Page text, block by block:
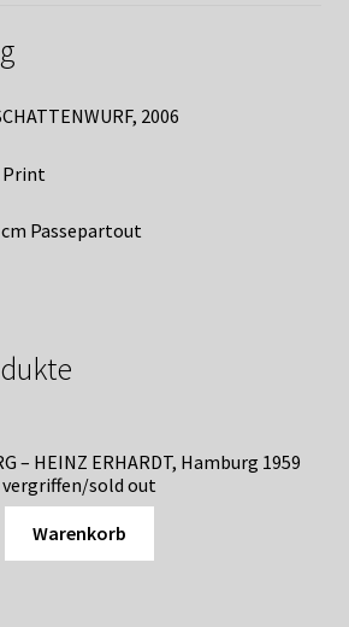
2006
Print
cm Passepartout
– HEINZ ERHARDT, Hamburg 1959
vergriffen/sold out
Warenkorb